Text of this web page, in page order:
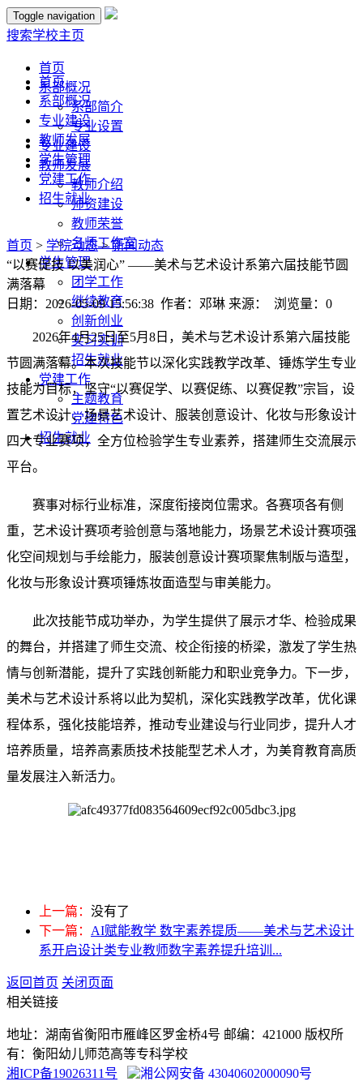
Toggle navigation
搜索学校主页
首页
系部概况
系部简介
专业设置
专业建设
教师发展
教师介绍
师资建设
教师荣誉
名师工作室
学生管理
团学工作
继续教育
创新创业
实习实训
招生就业
党建工作
主题教育
党建特色
招生就业
首页
系部概况
专业建设
教师发展
学生管理
党建工作
招生就业
首页 > 学院动态>新闻动态
“以赛促技 以美润心” ——美术与艺术设计系第六届技能节圆
满落幕
日期：2026-05-09 15:56:38 作者：邓琳 来源： 浏览量： 0
2026年4月25日至5月8日，美术与艺术设计系第六届技能
节圆满落幕。本次技能节以深化实践教学改革、锤炼学生专业
技能为目标，坚守“以赛促学、以赛促练、以赛促教”宗旨，设
置艺术设计、场景艺术设计、服装创意设计、化妆与形象设计
四大专业赛项，全方位检验学生专业素养，搭建师生交流展示
平台。
赛事对标行业标准，深度衔接岗位需求。各赛项各有侧
重，艺术设计赛项考验创意与落地能力，场景艺术设计赛项强
化空间规划与手绘能力，服装创意设计赛项聚焦制版与造型，
化妆与形象设计赛项锤炼妆面造型与审美能力。
此次技能节成功举办，为学生提供了展示才华、检验成果
的舞台，并搭建了师生交流、校企衔接的桥梁，激发了学生热
情与创新潜能，提升了实践创新能力和职业竞争力。下一步，
美术与艺术设计系将以此为契机，深化实践教学改革，优化课
程体系，强化技能培养，推动专业建设与行业同步，提升人才
培养质量，培养高素质技术技能型艺术人才，为美育教育高质
量发展注入新活力。
上一篇： 没有了
下一篇： AI赋能教学 数字素养提质——美术与艺术设计
系开启设计类专业教师数字素养提升培训...
返回首页 关闭页面
相关链接
地址：湖南省衡阳市雁峰区罗金桥4号 邮编：421000 版权所
有：衡阳幼儿师范高等专科学校
湘ICP备19026311号
湘公网安备 43040602000090号